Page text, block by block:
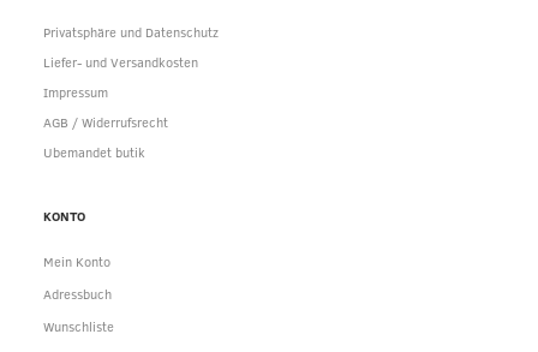
Privatsphäre und Datenschutz
Liefer- und Versandkosten
Impressum
AGB / Widerrufsrecht
Ubemandet butik
KONTO
Mein Konto
Adressbuch
Wunschliste